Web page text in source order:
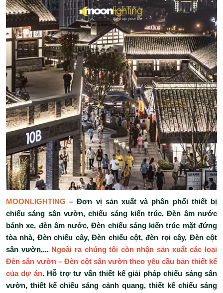
MOONLIGHTING – Đơn vị sản xuất và phân phối thiết bị
chiếu sáng sân vườn, chiếu sáng kiến trúc, Đèn âm nước
bánh xe, đèn âm nước, Đèn chiếu sáng kiến trúc mặt đứng
tòa nhà, Đèn chiếu cây, Đèn chiếu cột, đèn rọi cây, Đèn cột
sân vườn,... Ngoài ra chúng tôi còn nhận sản xuất các loại
Đèn sân vườn – Đèn cột sân vườn theo yêu cầu bản thiết kế
của dự án. Hỗ trợ tư vấn thiết kế giải pháp chiếu sáng sân
vườn, thiết kế chiếu sáng cảnh quang, thiết kế chiếu sáng